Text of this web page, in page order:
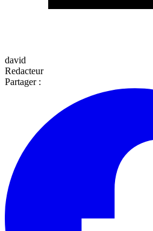
david
Redacteur
Partager :